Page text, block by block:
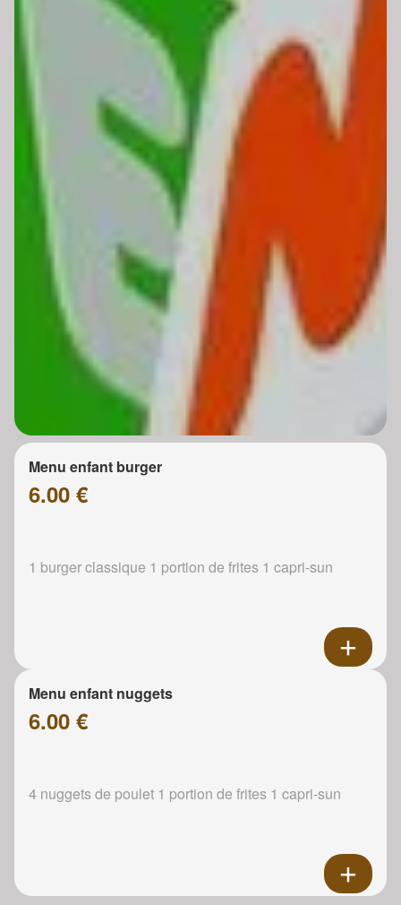
Menu enfant burger
6.00 €
1 burger classique 1 portion de frites 1 capri-sun
Menu enfant nuggets
6.00 €
4 nuggets de poulet 1 portion de frites 1 capri-sun